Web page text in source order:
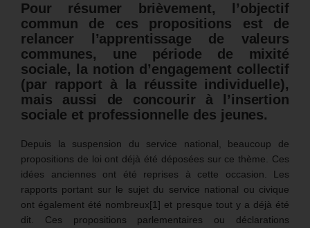
Pour résumer brièvement, l’objectif
commun de ces propositions est de
relancer l’apprentissage de valeurs
communes, une période de mixité
sociale, la notion d’engagement collectif
(par rapport à la réussite individuelle),
mais aussi de concourir à l’insertion
sociale et professionnelle des jeunes.
Depuis la suspension du service national, beaucoup de
propositions de loi ont déjà été déposées sur ce thème. Ces
idées anciennes ont été reprises à cette occasion. Les
rapports portant sur le sujet du service national ou civique
ont également été nombreux[1] et presque tout y a déjà été
dit. Ces propositions parlementaires ou déclarations